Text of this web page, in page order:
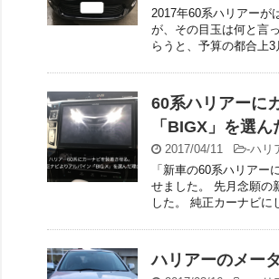
2017年60系ハリアーが
が、その目玉は何と言
らうと、予算の都合上
60系ハリアーに
「BIGX」を選ん
2017/04/11 -ハリ
「新車の60系ハリア
せました。 先月念願の
した。 純正カーナビに
ハリアーのメー